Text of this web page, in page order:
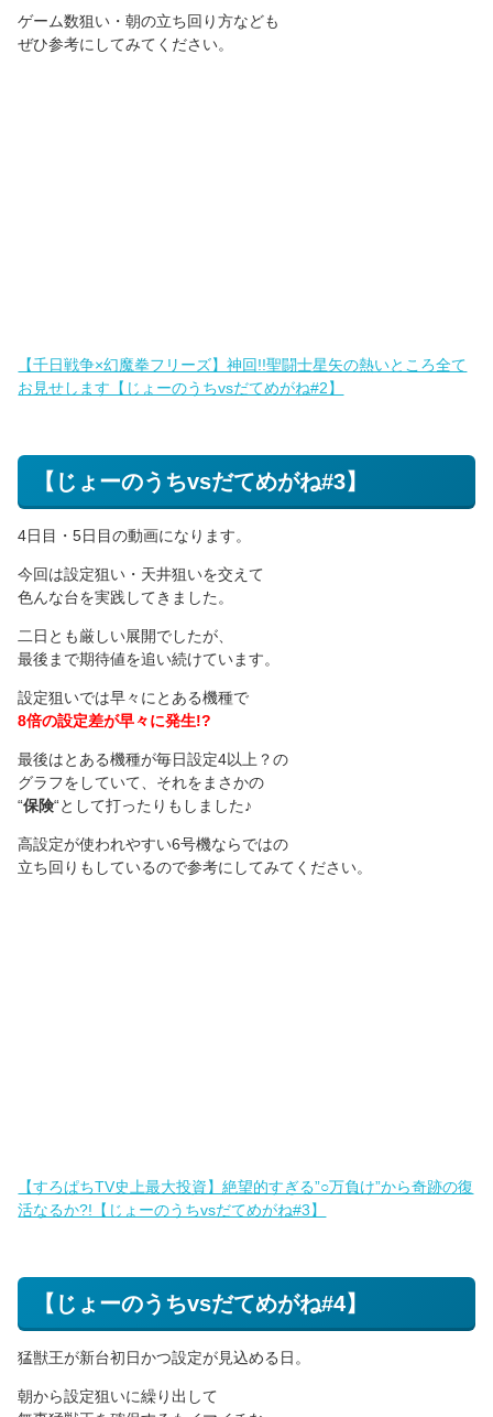
ゲーム数狙い・朝の立ち回り方なども
ぜひ参考にしてみてください。
【千日戦争×幻魔拳フリーズ】神回!!聖闘士星矢の熱いところ全て
お見せします【じょーのうちvsだてめがね#2】
【じょーのうちvsだてめがね#3】
4日目・5日目の動画になります。
今回は設定狙い・天井狙いを交えて
色んな台を実践してきました。
二日とも厳しい展開でしたが、
最後まで期待値を追い続けています。
設定狙いでは早々にとある機種で
8倍の設定差が早々に発生!?
最後はとある機種が毎日設定4以上？の
グラフをしていて、それをまさかの
“保険“として打ったりもしました♪
高設定が使われやすい6号機ならではの
立ち回りもしているので参考にしてみてください。
【すろぱちTV史上最大投資】絶望的すぎる”○万負け”から奇跡の復
活なるか?!【じょーのうちvsだてめがね#3】
【じょーのうちvsだてめがね#4】
猛獣王が新台初日かつ設定が見込める日。
朝から設定狙いに繰り出して